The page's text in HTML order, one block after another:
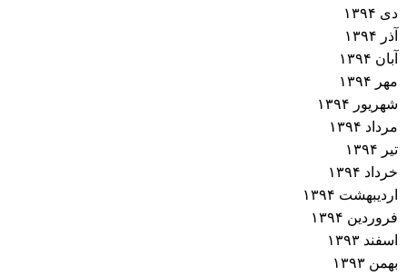
دی ۱۳۹۴
آذر ۱۳۹۴
آبان ۱۳۹۴
مهر ۱۳۹۴
شهریور ۱۳۹۴
مرداد ۱۳۹۴
تیر ۱۳۹۴
خرداد ۱۳۹۴
اردیبهشت ۱۳۹۴
فروردین ۱۳۹۴
اسفند ۱۳۹۳
بهمن ۱۳۹۳